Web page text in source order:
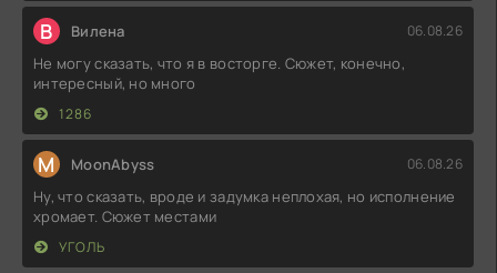
В Вилена 06.08.26
Не могу сказать, что я в восторге. Сюжет, конечно,
интересный, но много
1286
M MoonAbyss 06.08.26
Ну, что сказать, вроде и задумка неплохая, но исполнение
хромает. Сюжет местами
УГОЛЬ